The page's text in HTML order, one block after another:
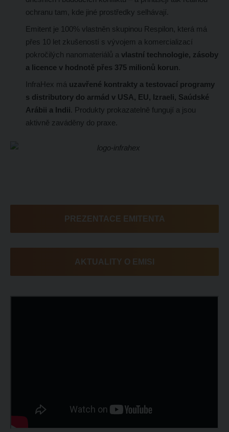
ochranu tam, kde jiné prostředky selhávají.
Emitent je 100% vlastněn skupinou Respilon, která má
přes 10 let zkušeností s vývojem a komercializací
pokročilých nanomateriálů a vlastní technologie, zásoby
a licence v hodnotě přes 375 milionů korun.
InfraHex má uzavřené kontrakty a testovací programy
s distributory do armád v USA, EU, Izraeli, Saúdské
Arábii a Indii. Produkty prokazatelně fungují a jsou
aktivně zaváděny do praxe.
PREZENTACE EMITENTA
AKTUALITY O EMISI